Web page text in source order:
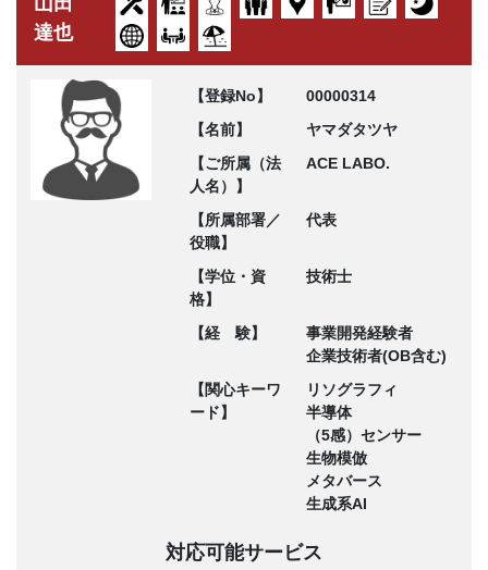
達也
【登録No】
00000314
【名前】
ヤマダタツヤ
【ご所属（法
人名）】
ACE LABO.
【所属部署／
役職】
代表
【学位・資
格】
技術士
【経 験】
事業開発経験者
企業技術者(OB含む)
【関心キーワ
ード】
リソグラフィ
半導体
（5感）センサー
生物模倣
メタバース
生成系AI
対応可能サービス